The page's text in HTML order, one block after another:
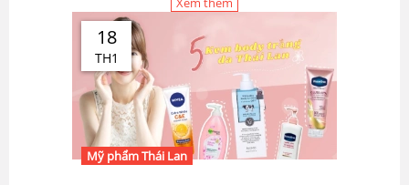
18
TH1
Mỹ phẩm Thái Lan